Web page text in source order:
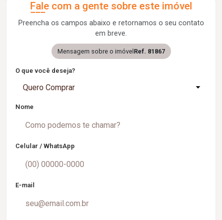
Fale com a gente sobre este imóvel
Preencha os campos abaixo e retornamos o seu contato
em breve.
Mensagem sobre o imóvel Ref. 81867
O que você deseja?
Quero Comprar
Nome
Celular / WhatsApp
E-mail